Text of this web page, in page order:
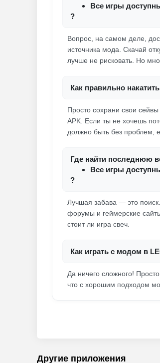
Все игры
?
Вопрос, на самом деле,
источника мода. Скачай
лучше не рисковать. Но
Как правильно
Просто сохрани свои
APK. Если ты не хочешь
должно быть без проблем,
Где найти последнюю
Все игры
?
Лучшая забава — это
форумы и геймерские
стоит ли игра свеч.
Как играть с модом в
Да ничего сложного!
что с хорошим подходом
Другие приложения